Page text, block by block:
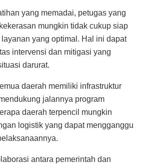
yang memadai, petugas yang
mungkin tidak cukup siap
yang optimal. Hal ini dapat
intervensi dan mitigasi yang
darurat.
daerah memiliki infrastruktur
jalannya program
daerah terpencil mungkin
logistik yang dapat mengganggu
antara pemerintah dan